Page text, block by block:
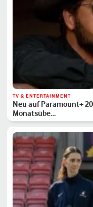
TV & ENTERTAINMENT
Neu auf Paramount+
Monatsübe…